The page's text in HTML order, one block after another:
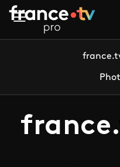
Aller au contenu principal